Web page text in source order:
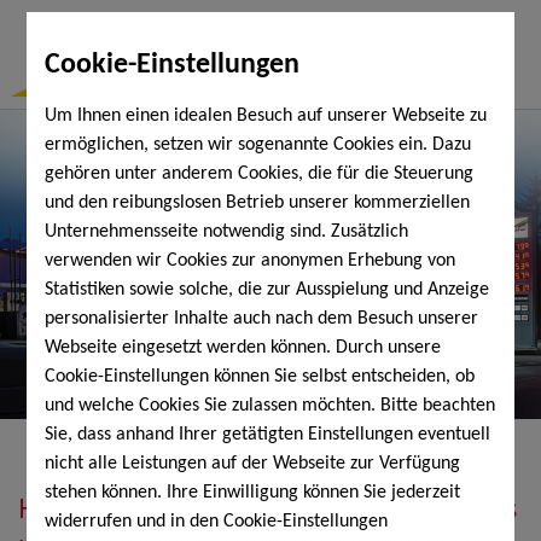
Cookie-Einstellungen
Um Ihnen einen idealen Besuch auf unserer Webseite zu
ermöglichen, setzen wir sogenannte Cookies ein. Dazu
gehören unter anderem Cookies, die für die Steuerung
und den reibungslosen Betrieb unserer kommerziellen
Unternehmensseite notwendig sind. Zusätzlich
verwenden wir Cookies zur anonymen Erhebung von
Statistiken sowie solche, die zur Ausspielung und Anzeige
personalisierter Inhalte auch nach dem Besuch unserer
Webseite eingesetzt werden können. Durch unsere
Cookie-Einstellungen können Sie selbst entscheiden, ob
und welche Cookies Sie zulassen möchten. Bitte beachten
Sie, dass anhand Ihrer getätigten Einstellungen eventuell
nicht alle Leistungen auf der Webseite zur Verfügung
stehen können. Ihre Einwilligung können Sie jederzeit
widerrufen und in den Cookie-Einstellungen
Heizöl, Diesel, Schmierstoffe, Holzpellets